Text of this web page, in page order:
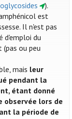
).
est
Il n'est pas
d'emploi du
ou peu
mais leur
pendant la
étant donné
lors de
la période de